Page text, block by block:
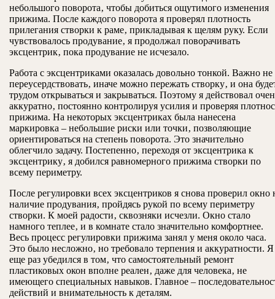
небольшого поворота‚ чтобы добиться ощутимого изменения
прижима. После каждого поворота я проверял плотность
прилегания створки к раме‚ прикладывая к щелям руку. Если
чувствовалось продувание‚ я продолжал поворачивать
эксцентрик‚ пока продувание не исчезало.
Работа с эксцентриками оказалась довольно тонкой. Важно не
переусердствовать‚ иначе можно пережать створку‚ и она
трудом открываться и закрываться. Поэтому я действовал
аккуратно‚ постоянно контролируя усилия и проверяя
прижима. На некоторых эксцентриках была нанесена
маркировка – небольшие риски или точки‚ позволяющие
ориентироваться на степень поворота. Это значительно
облегчило задачу. Постепенно‚ переходя от эксцентрика к
эксцентрику‚ я добился равномерного прижима створки по
всему периметру.
После регулировки всех эксцентриков я снова проверил окно
наличие продувания‚ пройдясь рукой по всему периметру
створки. К моей радости‚ сквозняки исчезли. Окно стало
намного теплее‚ и в комнате стало значительно комфортнее.
Весь процесс регулировки прижима занял у меня около часа.
Это было несложно‚ но требовало терпения и аккуратности. Я
еще раз убедился в том‚ что самостоятельный ремонт
пластиковых окон вполне реален‚ даже для человека‚ не
имеющего специальных навыков. Главное –
действий и внимательность к деталям.